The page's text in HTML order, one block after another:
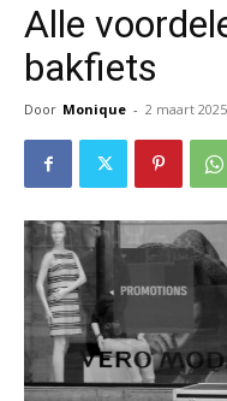
Alle
bakfiets
Door Monique - 2 maart 2025